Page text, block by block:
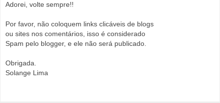
Adorei, volte sempre!!
Por favor, não coloquem links clicáveis de blogs
ou sites nos comentários, isso é considerado
Spam pelo blogger, e ele não será publicado.
Obrigada.
Solange Lima